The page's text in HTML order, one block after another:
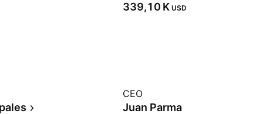
‪339,10 K‬ USD
CEO
Juan Parma